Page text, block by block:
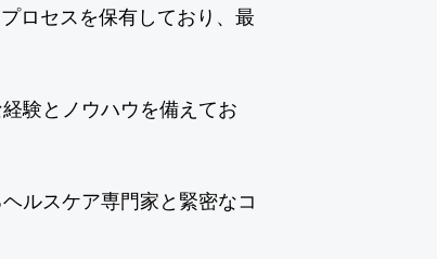
ロセスを保有しており、最
験とノウハウを備えてお
ルスケア専門家と緊密なコ